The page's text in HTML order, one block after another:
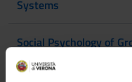
Systems
Social Psychology of
and Organizations